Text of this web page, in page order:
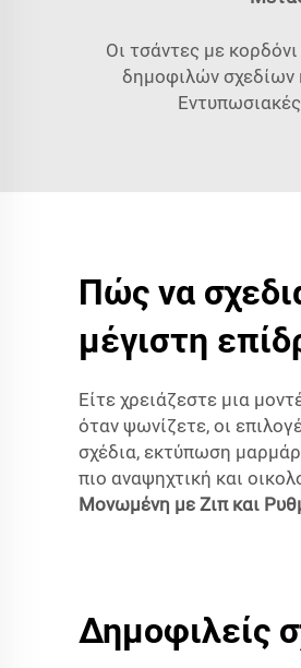
Οι τσάντες με
δημοφιλών σχεδίων
Πώς να
μέγιστη
Είτε χρειάζεστε μια
όταν ψωνίζετε, οι
σχέδια, εκτύπωση
πιο αναψηχτική και
Μονωμένη με Ζιπ και
Δημοφιλείς